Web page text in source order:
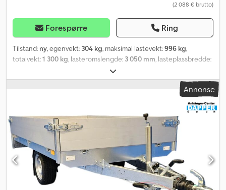
(2 088 € brutto)
Forespørre Ring
Tilstand: ny, egenvekt: 304 kg, maksimal lastevekt:996 kg,
totalvekt:1 300 kg, lasteromslengde: 3 050 mm, lasteplassbredde:
100 mm
farge:annen, byggehøyde:810 mm, arbeidsbredde:2 260 mm,
Annonse